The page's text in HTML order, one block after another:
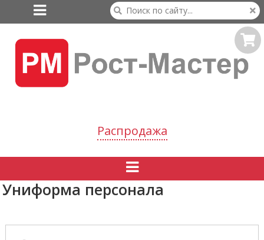

Распродажа

Униформа персонала